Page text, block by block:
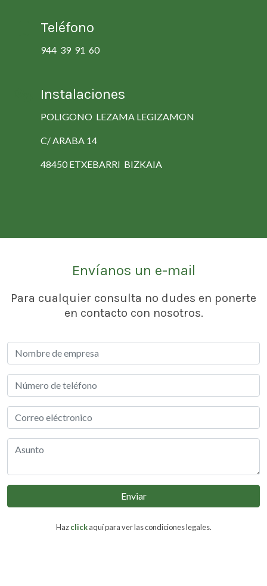
Teléfono
944 39 91 60
Instalaciones
POLIGONO LEZAMA LEGIZAMON
C/ ARABA 14
48450 ETXEBARRI BIZKAIA
Envíanos un e-mail
Para cualquier consulta no dudes en ponerte
en contacto con nosotros.
Enviar
Hazclickaquí para ver las condiciones legales.